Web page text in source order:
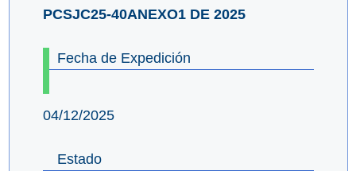
PCSJC25-40ANEXO1 DE 2025
Fecha de Expedición
04/12/2025
Estado